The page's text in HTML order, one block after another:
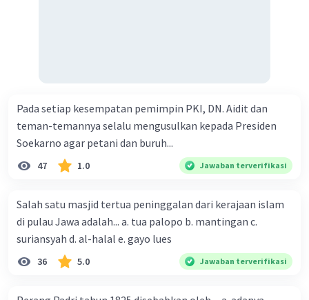
Pada setiap kesempatan pemimpin PKI, DN. Aidit dan
teman-temannya selalu mengusulkan kepada Presiden
Soekarno agar petani dan buruh...
47 1.0 Jawaban terverifikasi
Salah satu masjid tertua peninggalan dari kerajaan islam
di pulau Jawa adalah... a. tua palopo b. mantingan c.
suriansyah d. al-halal e. gayo lues
36 5.0 Jawaban terverifikasi